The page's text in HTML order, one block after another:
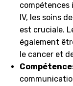
compétences
IV, les soins
est cruciale.
également
le cancer et